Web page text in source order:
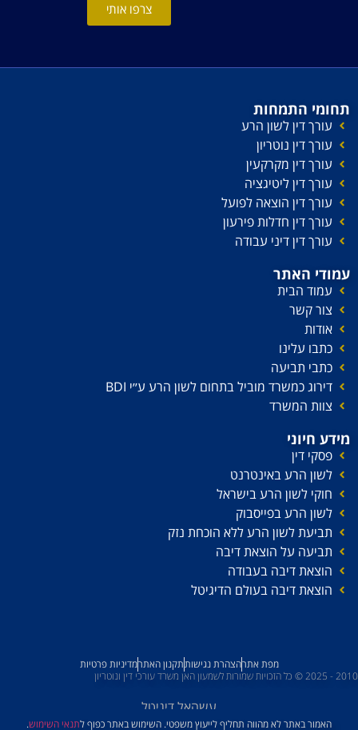
צרפו אותי
תחומי התמחות
עורך דין לשון הרע
עורך דין נוטריון
עורך דין מקרקעין
עורך דין ליטיגציה
עורך דין הוצאה לפועל
עורך דין חדלות פירעון
עורך דין דיני עבודה
עמודי האתר
עמוד הבית
צור קשר
אודות
כתבו עלינו
כתבי תביעה
דירוג כמשרד מוביל בתחום לשון הרע ע׳׳י BDI
צוות המשרד
מידע חיוני
פסקי דין
לשון הרע באינטרנט
חוקי לשון הרע בישראל
לשון הרע בפייסבוק
תביעת לשון הרע ללא הוכחת נזק
תביעה על הוצאת דיבה
הוצאת דיבה בעבודה
הוצאת דיבה בעולם הדיגיטל
מפת אתרהצהרת נגישותתקנון האתרמדיניות פרטיות
2010 - 2025 © כל הזכויות שמורות לשמעון האן משרד עורכי דין ונוטריון
עשהאל דיגיטל
האמור באתר לא מהווה תחליף לייעוץ משפטי. השימוש באתר כפוף לתנאי השימוש.